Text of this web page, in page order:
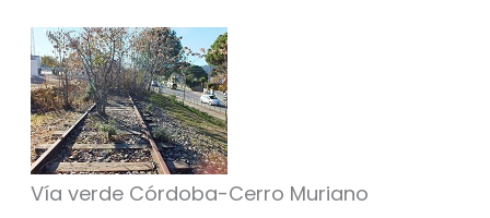
Vía verde Córdoba-Cerro Muriano